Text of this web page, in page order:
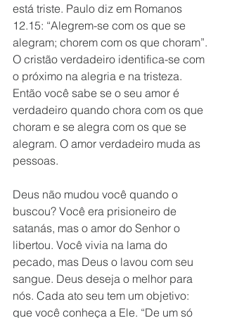
está triste. Paulo diz em Romanos
12.15: “Alegrem-se com os que se
alegram; chorem com os que choram”.
O cristão verdadeiro identifica-se com
o próximo na alegria e na tristeza.
Então você sabe se o seu amor é
verdadeiro quando chora com os que
choram e se alegra com os que se
alegram. O amor verdadeiro muda as
pessoas.
Deus não mudou você quando o
buscou? Você era prisioneiro de
satanás, mas o amor do Senhor o
libertou. Você vivia na lama do
pecado, mas Deus o lavou com seu
sangue. Deus deseja o melhor para
nós. Cada ato seu tem um objetivo:
que você conheça a Ele. “De um só